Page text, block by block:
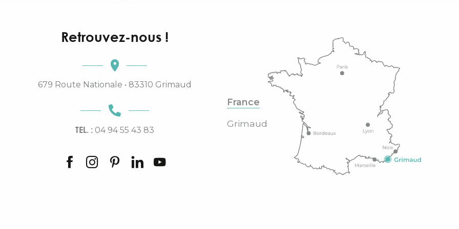
Retrouvez-nous !
679 Route Nationale • 83310 Grimaud
TEL. : 04 94 55 43 83
France
Grimaud